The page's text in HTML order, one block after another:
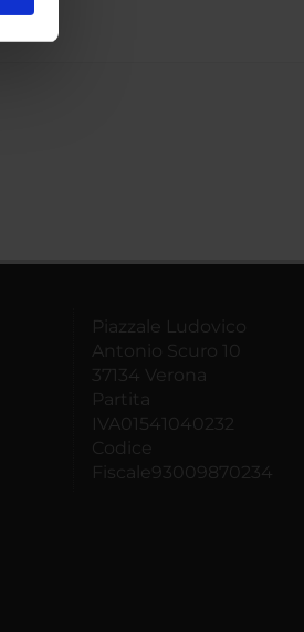
Piazzale Ludovico
Antonio Scuro 10
37134 Verona
Partita
IVA01541040232
Codice
Fiscale93009870234